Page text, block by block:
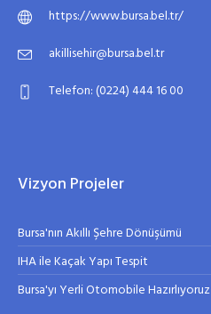
https://www.bursa.bel.tr/
akillisehir@bursa.bel.tr
Telefon: (0224) 444 16 00
Vizyon Projeler
Bursa'nın Akıllı Şehre Dönüşümü
IHA ile Kaçak Yapı Tespit
Bursa'yı Yerli Otomobile Hazırlıyoruz